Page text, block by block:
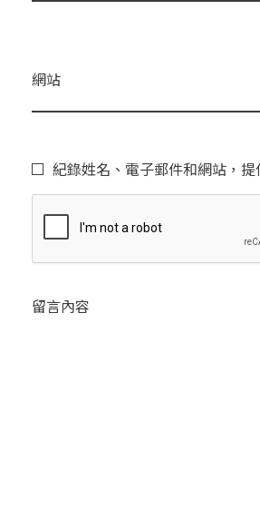
網站
紀錄姓名、電子郵件和網站，提
留言內容